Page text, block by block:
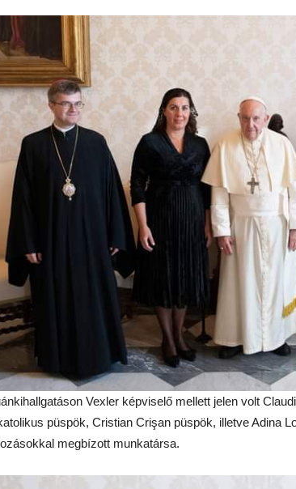
Vexler képviselő mellett jelen volt
püspök, Cristian Crişan püspök, illetve Adina
megbízott munkatársa.